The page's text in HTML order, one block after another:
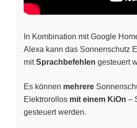
In Kombination mit Google
Alexa kann das Sonnenschutz
mitSprachbefehlen gesteuert
Es können mehrere
Elektrorollos mit einem KiOn –
gesteuert werden.